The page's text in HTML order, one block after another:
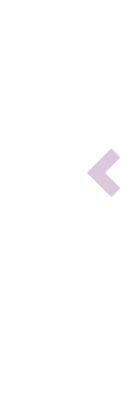
Previous